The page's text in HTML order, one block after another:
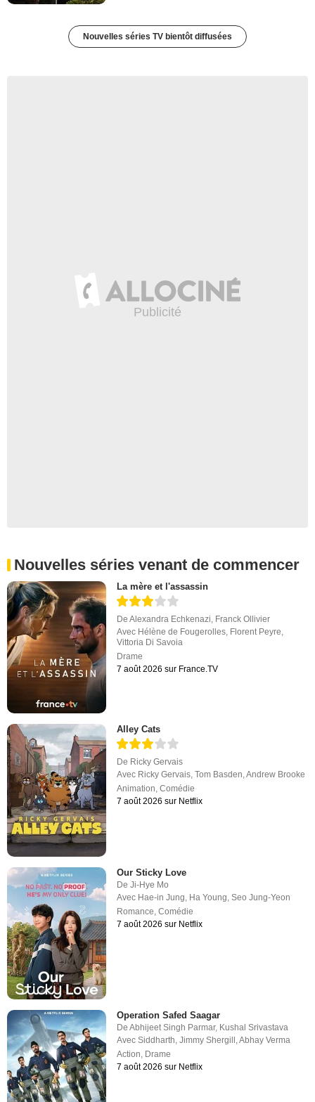
Nouvelles séries TV bientôt diffusées
Nouvelles séries venant de commencer
La mère et l'assassin
DeAlexandra Echkenazi, Franck Ollivier
Avec Hélène de Fougerolles, Florent Peyre,
Vittoria Di Savoia
Drame
7 août 2026 sur France.TV
Alley Cats
De Ricky Gervais
Avec Ricky Gervais,Tom Basden,Andrew Brooke
Animation,Comédie
7 août 2026 sur Netflix
Our Sticky Love
DeJi-Hye Mo
Avec Hae-in Jung Ha Young ,Seo Jung-Yeon
Romance ,Comédie
7 août 2026 sur Netflix
Operation Safed Saagar
DeAbhijeet Singh Parmar, Kushal Srivastava
AvecSiddharth,Jimmy Shergill,Abhay Verma
Action, Drame
7 août 2026 sur Netflix